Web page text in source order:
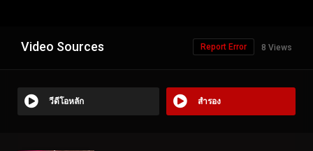
Video Sources 8 Views
Report Error
วีดีโอหลัก สำรอง